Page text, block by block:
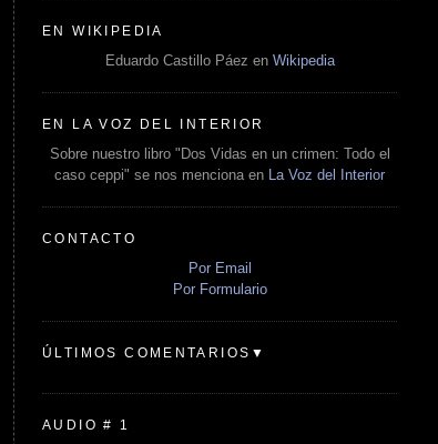
EN WIKIPEDIA
Eduardo Castillo Páez en Wikipedia
EN LA VOZ DEL INTERIOR
Sobre nuestro libro "Dos Vidas en un crimen: Todo el
caso ceppi" se nos menciona en
La Voz del Interior
CONTACTO
Por Email
Por Formulario
ÚLTIMOS COMENTARIOS▼
AUDIO # 1